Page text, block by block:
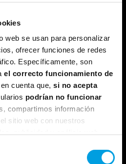
web se usan para personalizar
ofrecer funciones de redes
Específicamente, son
el correcto funcionamiento de
cuenta que, si no acepta
podrían no funcionar
compartimos información
sitio web con nuestros
hayan recopilado a partir del
Nuestra
Microsoft nos
permite ofrecer
programas de
formación de
vanguardia,
preparando a
profesionales y
organizaciones
para enfrentar
los desafíos del
impulsados por